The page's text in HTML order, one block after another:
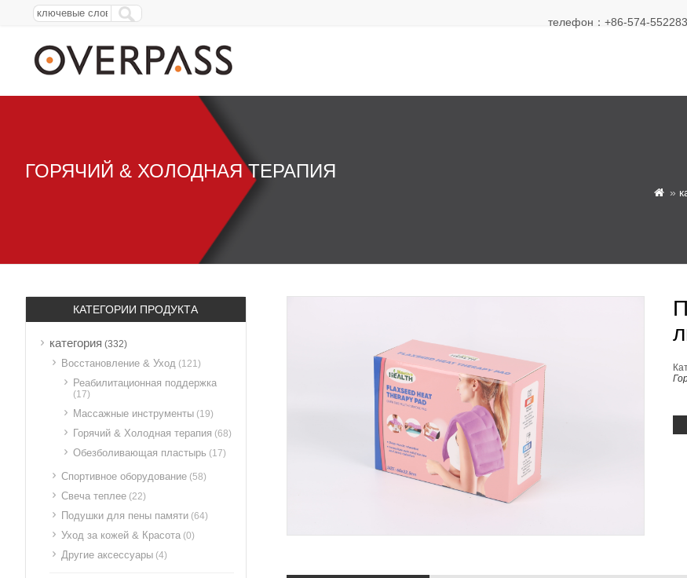
телефон：+86-574-
ГОРЯЧИЙ & ХОЛОДНАЯ ТЕРАПИЯ
 »
КАТЕГОРИИ ПРОДУКТА
категория (332)
Восстановление & Уход (121)
Реабилитационная поддержка
(17)
Массажные инструменты (19)
Горячий & Холодная терапия (68)
Обезболивающая пластырь (17)
Спортивное оборудование (58)
Свеча теплее (22)
Подушки для пены памяти (64)
Уход за кожей & Красота (0)
Другие аксессуары (4)